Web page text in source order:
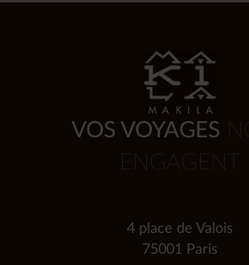
VOS VOYAGES
ENGAGENT
4 place de Valois
75001 Paris